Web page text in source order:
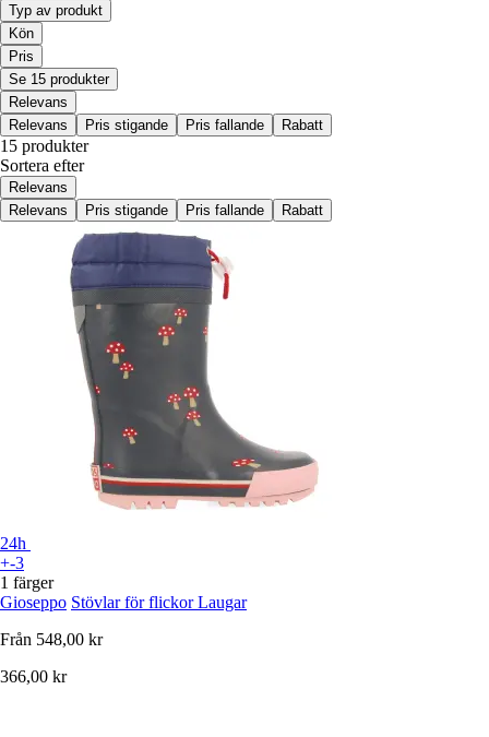
Typ av produkt
Kön
Pris
Se 15 produkter
Relevans
Relevans
Pris stigande Pris fallande Rabatt
15 produkter
Sortera efter
Relevans
Relevans
Pris stigande Pris fallande Rabatt
24h
+-3
1 färger
Gioseppo Stövlar för flickor Laugar
Från 548,00 kr
366,00 kr